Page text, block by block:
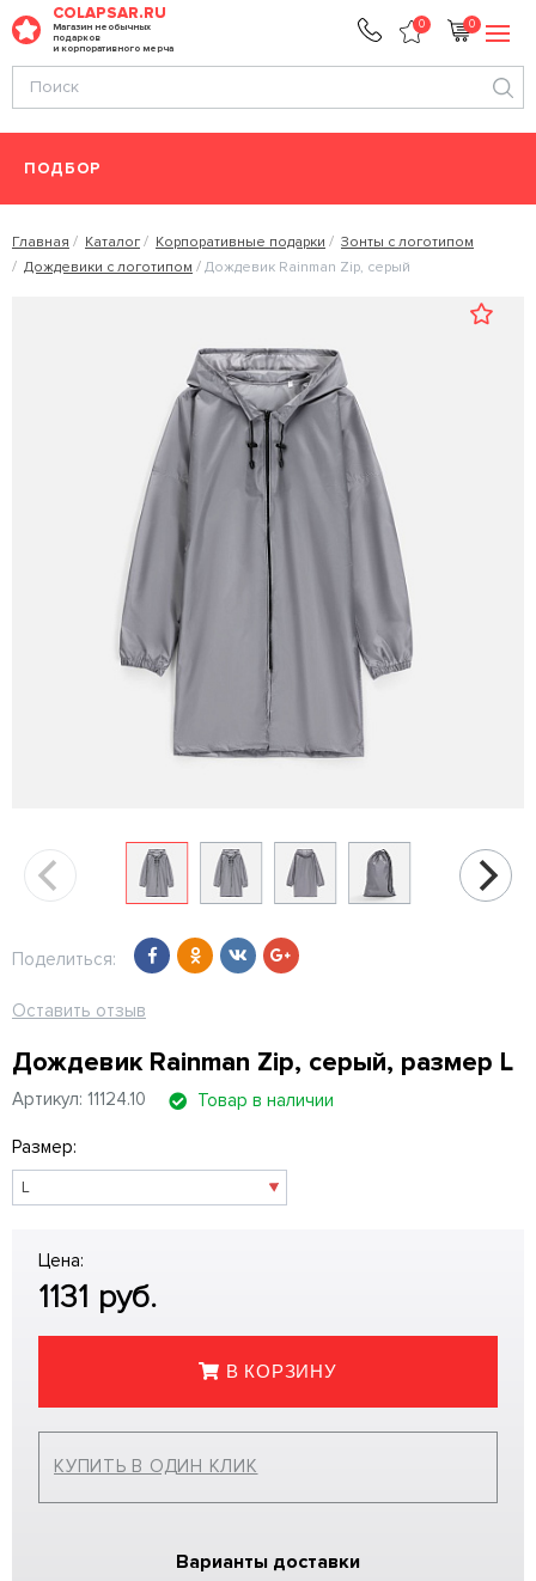
COLAPSAR.RU
Магазин необычных
подарков
и корпоративного мерча
0 0
ПОДБОР
Главная Каталог Корпоративные подарки
Зонты с логотипом
Дождевики с логотипом
Дождевик Rainman Zip, серый
Поделиться:
Оставить отзыв
Дождевик Rainman Zip, серый, размер L
Артикул: 11124.10 Товар в наличии
Размер:
Цена:
1131 руб.
В КОРЗИНУ
КУПИТЬ В ОДИН КЛИК
Варианты доставки